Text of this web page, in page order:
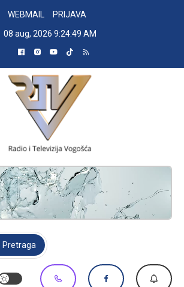
WEBMAIL
PRIJAVA
08 aug, 2026 9:24:50 AM
RADIO TELEVIZIJA VOGOŠĆA